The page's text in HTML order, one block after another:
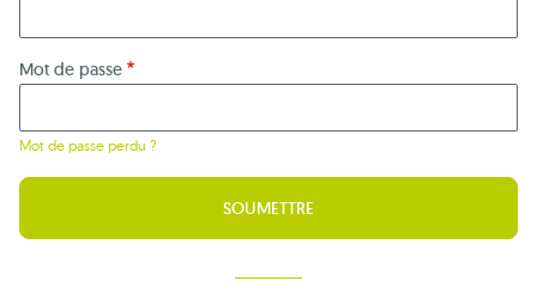
Mot de passe
Mot de passe perdu ?